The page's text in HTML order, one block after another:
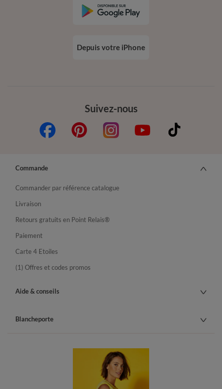
Suivez-nous
Depuis votre iPhone
Commande
Commander par référence catalogue
Livraison
Retours gratuits en Point Relais®
Paiement
Carte 4 Etoiles
(1) Offres et codes promos
Aide & conseils
Blancheporte